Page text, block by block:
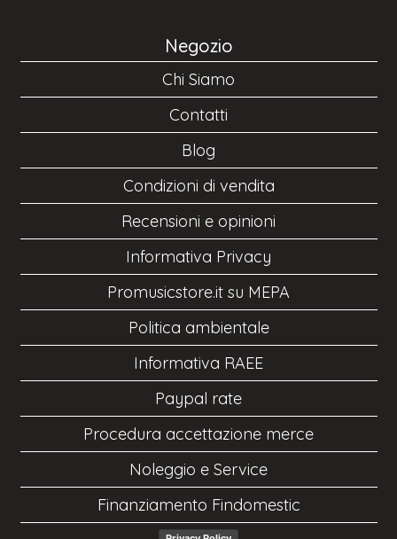
Negozio
Chi Siamo
Contatti
Blog
Condizioni di vendita
Recensioni e opinioni
Informativa Privacy
Promusicstore.it su MEPA
Politica ambientale
Informativa RAEE
Paypal rate
Procedura accettazione merce
Noleggio e Service
Finanziamento Findomestic